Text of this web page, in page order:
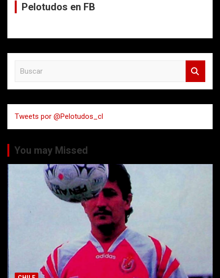
Pelotudos en FB
a
r
Tweets por @Pelotudos_cl
You may Missed